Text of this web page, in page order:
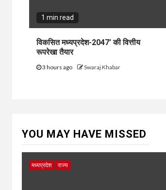
1 min read
विकसित मध्यप्रदेश-2047’ की वित्तीय
रूपरेखा तैयार
3 hours ago Swaraj Khabar
YOU MAY HAVE MISSED
मध्यप्रदेश राज्य